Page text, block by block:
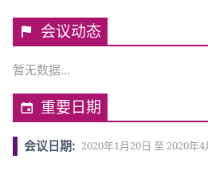
会议动态
暂无数据...
重要日期
会议日期: 2020年1月20日 至 2020年4